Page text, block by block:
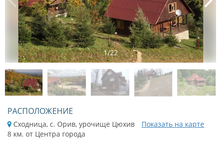
1/22
РАСПОЛОЖЕНИЕ
Сходница, с. Орив, урочище Цюхив
Показать на карте
8 км. от Центра города